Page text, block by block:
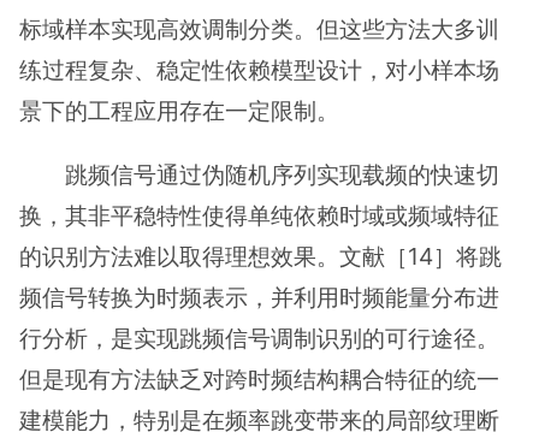
标域样本实现高效调制分类。但这些方法大多训
练过程复杂、稳定性依赖模型设计，对小样本场
景下的工程应用存在一定限制。
跳频信号通过伪随机序列实现载频的快速切
换，其非平稳特性使得单纯依赖时域或频域特征
的识别方法难以取得理想效果。文献［14］将跳
频信号转换为时频表示，并利用时频能量分布进
行分析，是实现跳频信号调制识别的可行途径。
但是现有方法缺乏对跨时频结构耦合特征的统一
建模能力，特别是在频率跳变带来的局部纹理断